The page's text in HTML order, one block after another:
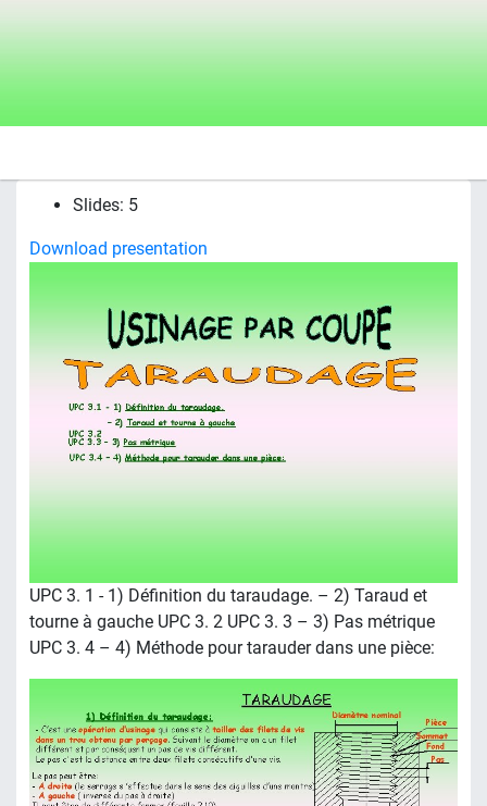
Slides: 5
Download presentation
UPC 3. 1 - 1) Définition du taraudage. – 2) Taraud et
tourne à gauche UPC 3. 2 UPC 3. 3 – 3) Pas métrique
UPC 3. 4 – 4) Méthode pour tarauder dans une pièce: